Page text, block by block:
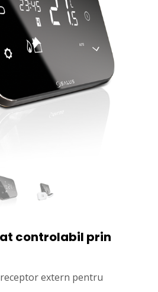
controlabil prin
extern pentru